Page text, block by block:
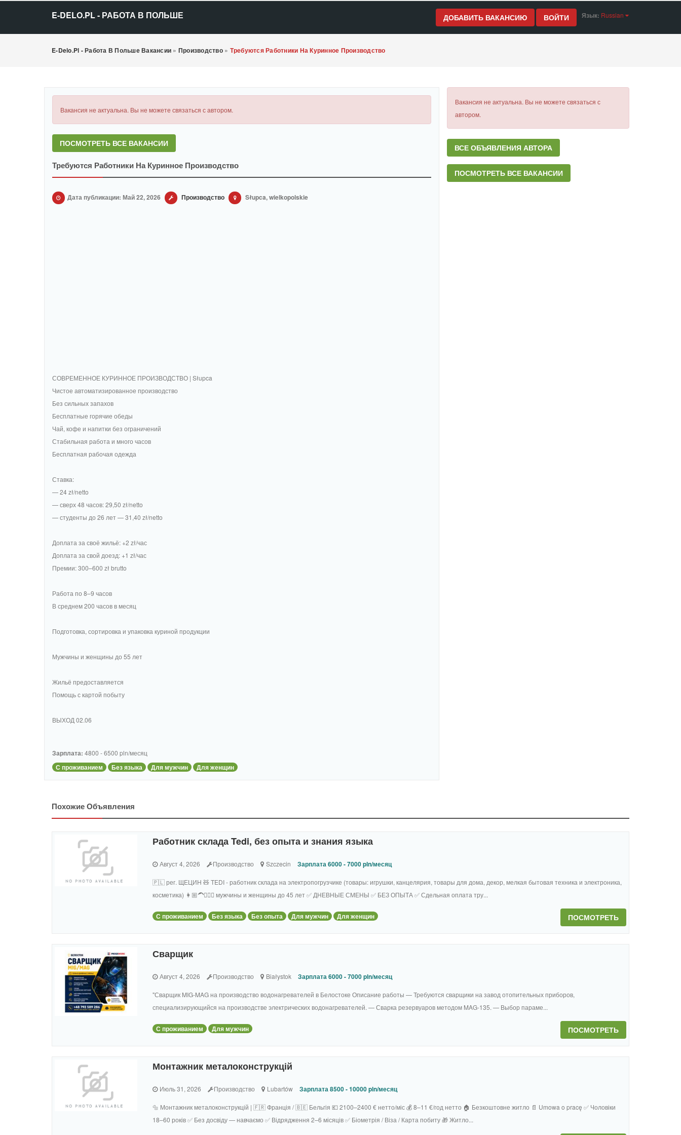
E-DELO.PL - РАБОТА В ПОЛЬШЕ ДОБАВИТЬ ВАКАНСИЮ ВОЙТИ Язык: Russian
E-Delo.pl - Работа В Польше Вакансии » Производство » Требуются Работники На Куринное Производство
Вакансия не актуальна. Вы не можете связаться с автором.
ПОСМОТРЕТЬ ВСЕ ВАКАНСИИ
Требуются Работники На Куринное Производство
Дата публикации: Май 22, 2026 Производство Słupca, wielkopolskie
СОВРЕМЕННОЕ КУРИННОЕ ПРОИЗВОДСТВО | Słupca
Чистое автоматизированное производство
Без сильных запахов
Бесплатные горячие обеды
Чай, кофе и напитки без ограничений
Стабильная работа и много часов
Бесплатная рабочая одежда
Ставка:
— 24 zł/netto
— сверх 48 часов: 29,50 zł/netto
— студенты до 26 лет — 31,40 zł/netto
Доплата за своё жильё: +2 zł/час
Доплата за свой доезд: +1 zł/час
Премии: 300–600 zł brutto
Работа по 8–9 часов
В среднем 200 часов в месяц
Подготовка, сортировка и упаковка куриной продукции
Мужчины и женщины до 55 лет
Жильё предоставляется
Помощь с картой побыту
ВЫХОД 02.06
Зарплата: 4800 - 6500 pln/месяц
С проживанием Без языка Для мужчин Для женщин
Вакансия не актуальна. Вы не можете связаться с
автором.
ВСЕ ОБЪЯВЛЕНИЯ АВТОРА
ПОСМОТРЕТЬ ВСЕ ВАКАНСИИ
Похожие Объявления
Работник склада Tedi, без опыта и знания языка
Август 4, 2026 Производство Szczecin Зарплата 6000 - 7000 pln/месяц
🇵🇱 рег. ЩЕЦИН 🧸 TEDI - работник склада на электропогрузчике (товары: игрушки, канцелярия, товары для дома, декор, мелкая бытовая техника и электроника,
косметика) 👩🏼‍🦱🧔🏻‍♂️ мужчины и женщины до 45 лет ✅ ДНЕВНЫЕ СМЕНЫ ✅ БЕЗ ОПЫТА ✅ Сдельная оплата тру...
С проживанием Без языка Без опыта Для мужчин Для женщин ПОСМОТРЕТЬ
Сварщик
Август 4, 2026 Производство Białystok Зарплата 6000 - 7000 pln/месяц
"Сварщик MIG-MAG на производство водонагревателей в Белостоке Описание работы — Требуются сварщики на завод отопительных приборов,
специализирующийся на производстве электрических водонагревателей. — Сварка резервуаров методом MAG-135. — Выбор параме...
С проживанием Для мужчин ПОСМОТРЕТЬ
Монтажник металоконструкцій
Июль 31, 2026 Производство Lubartów Зарплата 8500 - 10000 pln/месяц
🔩 Монтажник металоконструкцій | 🇫🇷 Франція / 🇧🇪 Бельгія 💶 2100–2400 € нетто/міс 💰 8–11 €/год нетто 🏠 Безкоштовне житло 📄 Umowa o pracę ✅ Чоловіки
18–60 років ✅ Без досвіду — навчаємо ✅ Відрядження 2–6 місяців ✅ Біометрія / Віза / Карта побиту 🎁 Житло...